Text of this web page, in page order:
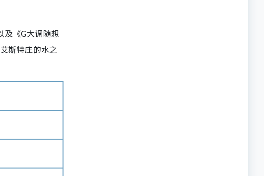
《G大调随想
斯特庄的水之